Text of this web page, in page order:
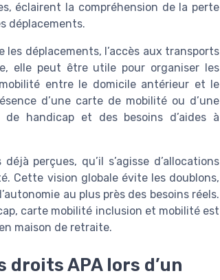
éclairent la compréhension de la perte
déplacements.
déplacements, l’accès aux transports
elle peut être utile pour organiser les
entre le domicile antérieur et le
d’une carte de mobilité ou d’une
handicap et des besoins d’aides à
perçues, qu’il s’agisse d’allocations
Cette vision globale évite les doublons,
au plus près des besoins réels.
carte mobilité inclusion et mobilité est
maison de retraite.
APA lors d’un